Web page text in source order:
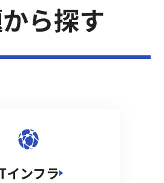
ら探す
インフラ